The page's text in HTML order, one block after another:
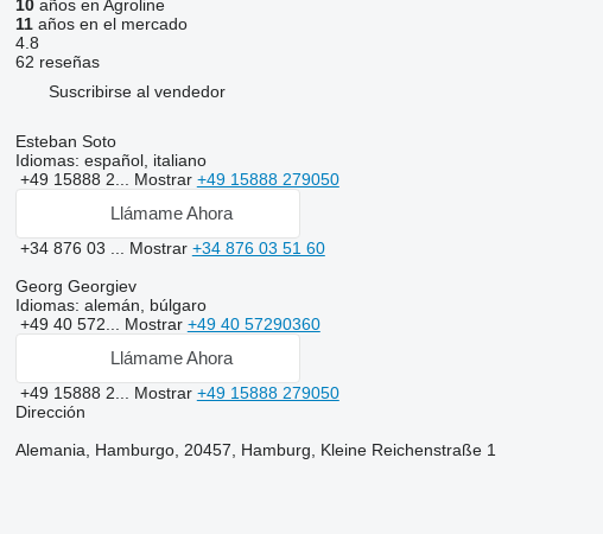
10años en Agroline
11años en el mercado
4.8
62 reseñas
Suscribirse al vendedor
Esteban Soto
Idiomas: español, italiano
+49 15888 2... Mostrar +49 15888 279050
Llámame Ahora
+34 876 03 ... Mostrar +34 876 03 51 60
Georg Georgiev
Idiomas: alemán, búlgaro
+49 40 572... Mostrar +49 40 57290360
Llámame Ahora
+49 15888 2... Mostrar +49 15888 279050
Dirección
Alemania, Hamburgo, 20457, Hamburg, Kleine Reichenstraße 1